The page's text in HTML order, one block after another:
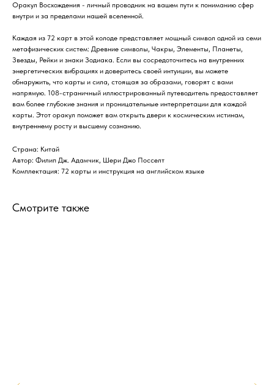
Оракул Восхождения - личный проводник на вашем пути к пониманию сфер
внутри и за пределами нашей вселенной.
Каждая из 72 карт в этой колоде представляет мощный символ одной из семи
метафизических систем: Древние символы, Чакры, Элементы, Планеты,
Звезды, Рейки и знаки Зодиака. Если вы сосредоточитесь на внутренних
энергетических вибрациях и доверитесь своей интуиции, вы можете
обнаружить, что карты и сила, стоящая за образами, говорят с вами
напрямую. 108-страничный иллюстрированный путеводитель предоставляет
вам более глубокие знания и проницательные интерпретации для каждой
карты. Этот оракул поможет вам открыть двери к космическим истинам,
внутреннему росту и высшему сознанию.
Страна: Китай
Автор: Филип Дж. Адамчик, Шери Джо Посселт
Комплектация: 72 карты и инструкция на английском языке
Смотрите также